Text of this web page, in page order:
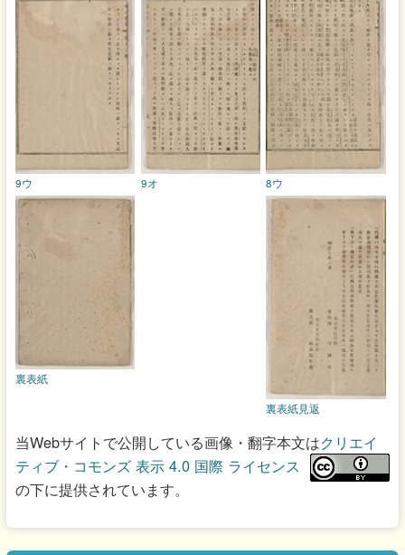
8ウ
9オ
9ウ
裏表紙見返
裏表紙
当Webサイトで公開している画像・翻字本文はクリエイ
ティブ・コモンズ 表示 4.0 国際 ライセンス
の下に提供されています。